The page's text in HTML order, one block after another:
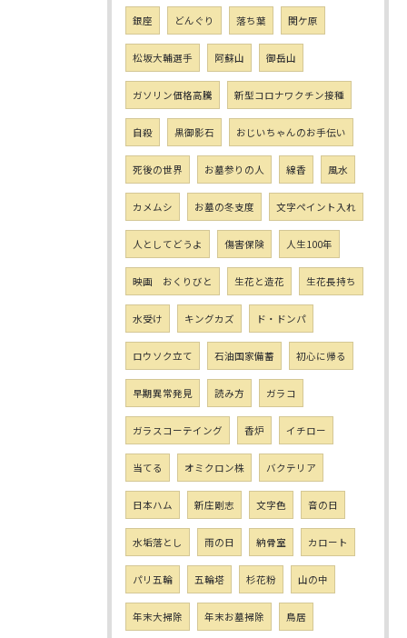
銀座 どんぐり 落ち葉 関ケ原
松坂大輔選手 阿蘇山 御岳山
ガソリン価格高騰 新型コロナワクチン接種
自殺 黒御影石 おじいちゃんのお手伝い
死後の世界 お墓参りの人 線香 風水
カメムシ お墓の冬支度 文字ペイント入れ
人としてどうよ 傷害保険 人生100年
映画 おくりびと 生花と造花 生花長持ち
水受け キングカズ ド・ドンパ
ロウソク立て 石油国家備蓄 初心に帰る
早期異常発見 読み方 ガラコ
ガラスコーテイング 香炉 イチロー
当てる オミクロン株 バクテリア
日本ハム 新庄剛志 文字色 音の日
水垢落とし 雨の日 納骨室 カロート
パリ五輪 五輪塔 杉花粉 山の中
年末大掃除 年末お墓掃除 鳥居